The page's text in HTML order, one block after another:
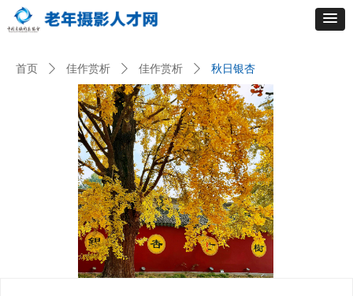
首页 ꄲ 佳作赏析 ꄲ 佳作赏析 ꄲ 秋日银杏